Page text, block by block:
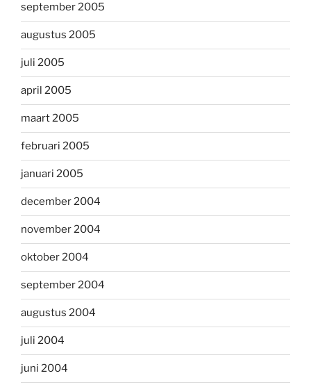
september 2005
augustus 2005
juli 2005
april 2005
maart 2005
februari 2005
januari 2005
december 2004
november 2004
oktober 2004
september 2004
augustus 2004
juli 2004
juni 2004